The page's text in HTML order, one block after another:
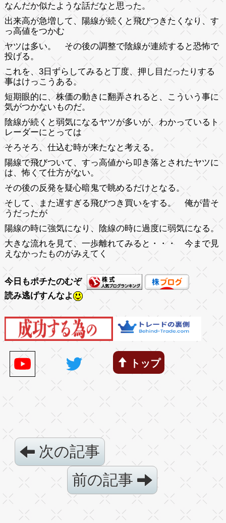
なんだか似たような話だなと思った。
出来高が急増して、陽線が続くと飛びつきたくなり、す
っ高値をつかむ
ヤツは多い。 その後の調整で陰線が連続すると恐怖で
投げる。
これを、3日ずらしてみると丁度、押し目だったりする
事はけっこうある。
短期眼的に、株価の動きに翻弄されると、こういう事に
気がつかないものだ。
陰線が続くと弱気になるヤツが多いが、わかっているト
レーダーにとっては
そろそろ、仕込む時が来たなと考える。
陽線で飛びついて、すっ高値から叩き落とされたヤツに
は、怖くて仕方がない。
その後の反発を疑心暗鬼で眺めるだけとなる。
そして、また遅すぎる飛びつき買いをする。 俺が昔そ
うだったが
陽線の時に強気になり、陰線の時に過度に弱気になる。
大きな流れを見て、一歩離れてみると・・・ 今まで見
えなかったものがみえてく
今日もポチたのむぞ
読み逃げすんなよ
トップ
次の記事
前の記事